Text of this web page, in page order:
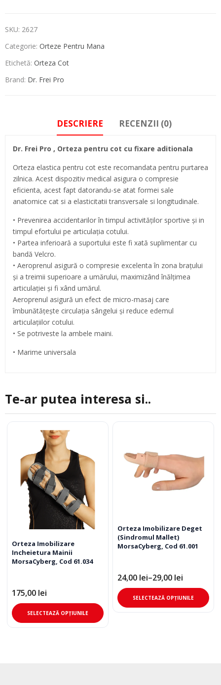
SKU: 2627
Categorie: Orteze Pentru Mana
Etichetă: Orteza Cot
Brand: Dr. Frei Pro
DESCRIERE RECENZII (0)
Dr. Frei Pro , Orteza pentru cot cu fixare aditionala
Orteza elastica pentru cot este recomandata pentru purtarea
zilnica. Acest dispozitiv medical asigura o compresie
eficienta, acest fapt datorandu-se atat formei sale
anatomice cat si a elasticitatii transversale si longitudinale.
• Prevenirea accidentarilor în timpul activităților sportive și in
timpul efortului pe articulația cotului.
• Partea inferioară a suportului este fi xată suplimentar cu
bandă Velcro.
• Aeroprenul asigură o compresie excelenta în zona brațului
și a treimii superioare a umărului, maximizând înălțimea
articulației și fi xând umărul.
Aeroprenul asigură un efect de micro-masaj care
îmbunătățește circulația sângelui și reduce edemul
articulațiilor cotului.
• Se potriveste la ambele maini.
• Marime universala
Te-ar putea interesa si..
Orteza Imobilizare
Incheietura Mainii
MorsaCyberg, Cod 61.034
175,00 lei
SELECTEAZĂ OPȚIUNILE
Acest
Orteza Imobilizare Deget
(Sindromul Mallet)
MorsaCyberg, Cod 61.001
24,00 lei–29,00 lei
Interval
de
prețuri:
24,00 lei
până
SELECTEAZĂ OPȚIUNILE